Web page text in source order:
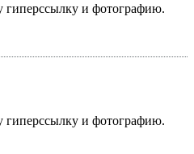
гиперссылку и фотографию.
гиперссылку и фотографию.